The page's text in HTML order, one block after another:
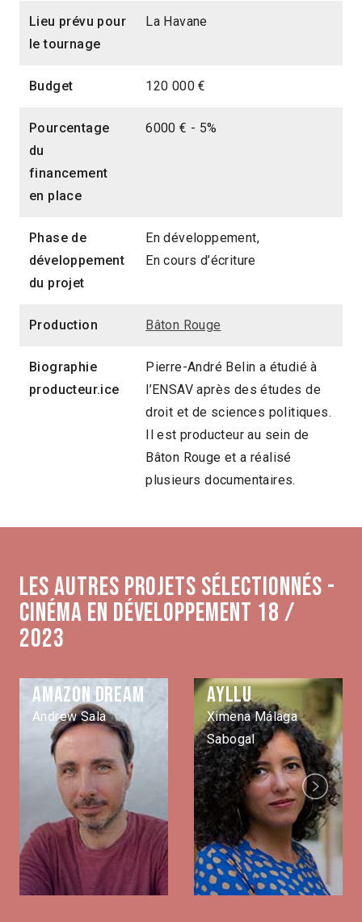
Lieu prévu pour
le tournage
La Havane
Budget 120 000 €
Pourcentage
du
financement
en place
6000 € - 5%
Phase de
développement
du projet
En développement,
En cours d’écriture
Production Bâton Rouge
Biographie
producteur.ice
Pierre-André Belin a étudié à
l’ENSAV après des études de
droit et de sciences politiques.
Il est producteur au sein de
Bâton Rouge et a réalisé
plusieurs documentaires.
Les autres projets sélectionnés -
Cinéma en développement 18 /
2023
Amazon Dream
Andrew Sala
Ayllu
Ximena Málaga
Sabogal
Next